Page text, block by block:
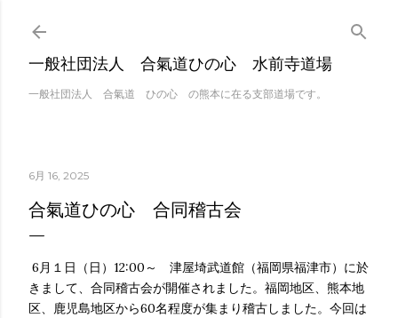
スキップしてメイン
一般社団法人 合氣道ひの心 水前寺道場
一般社団法人 合氣道 ひの心 の熊本に在る支部道場です。
6月 16, 2025
合氣道ひの心 合同稽古会
6月１日（日）12:00～ 津屋埼武道館（福岡県福津市）に於
きまして、合同稽古会が開催されました。福岡地区、熊本地
区、鹿児島地区から60名程度が集まり稽古しました。今回は